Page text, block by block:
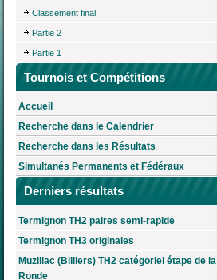
Classement final
Partie 2
Partie 1
Tournois et Compétitions
Accueil
Recherche dans le Calendrier
Recherche dans les Résultats
Simultanés Permanents et Fédéraux
Derniers résultats
Termignon TH2 paires semi-rapide
Termignon TH3 originales
Muzillac (Billiers) TH2 catégoriel étape de la
Ronde